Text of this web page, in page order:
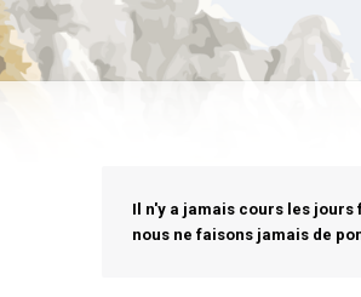
Il n'y a jamais cours les jours
nous ne faisons jamais de